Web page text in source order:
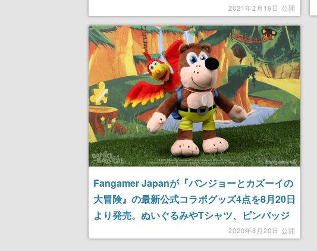
カズーイのイニシャルが刻印されたBKパーカ
ーなど7点が新たにラインナップ
2021年2月19日 公開
Fangamer Japanが『バンジョーとカズーイの
大冒険』の最新公式コラボグッズ4点を8月20日
より発売。ぬいぐるみやTシャツ、ピンバッジ
2020年8月20日 公開